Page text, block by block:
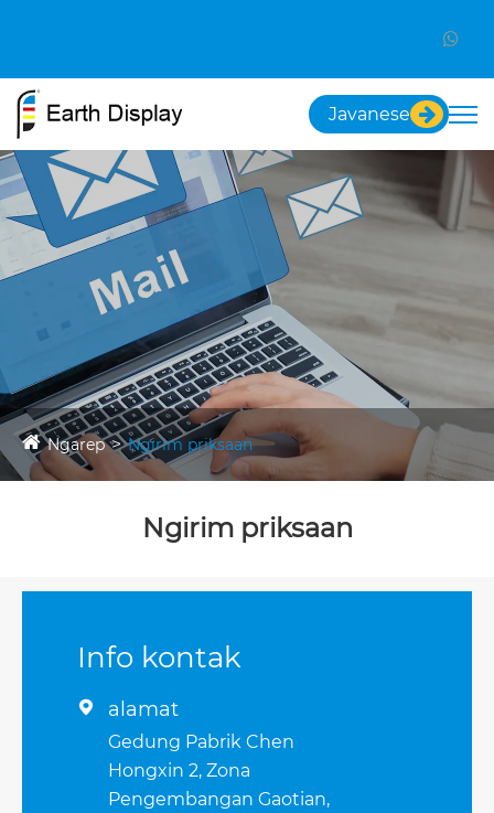
Javanese
Ngarep Ngirim priksaan
Ngirim priksaan
Info kontak
 alamat
Gedung Pabrik Chen
Hongxin 2, Zona
Pengembangan Gaotian,